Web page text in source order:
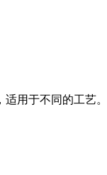
用于不同的工艺